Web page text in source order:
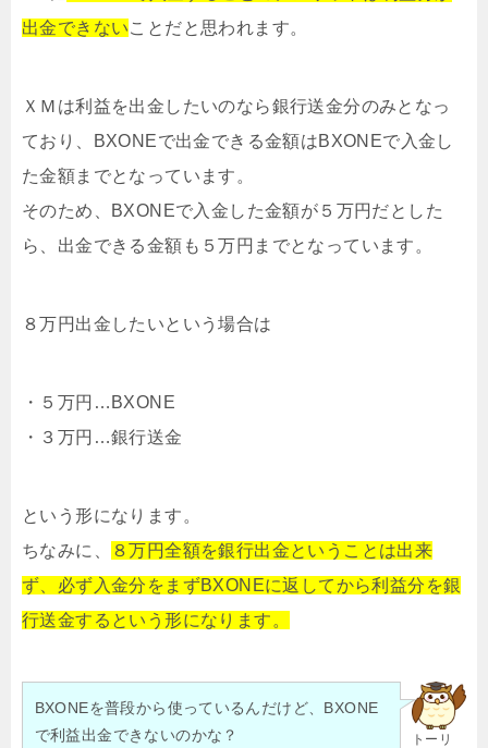
出金できないことだと思われます。
ＸＭは利益を出金したいのなら銀行送金分のみとなっ
ており、BXONEで出金できる金額はBXONEで入金し
た金額までとなっています。
そのため、BXONEで入金した金額が５万円だとした
ら、出金できる金額も５万円までとなっています。
８万円出金したいという場合は
・５万円…BXONE
・３万円…銀行送金
という形になります。
ちなみに、
８万円全額を銀行出金ということは出来
ず、必ず入金分をまずBXONEに返してから利益分を銀
行送金するという形になります。
トーリ
BXONEを普段から使っているんだけど、BXONE
で利益出金できないのかな？